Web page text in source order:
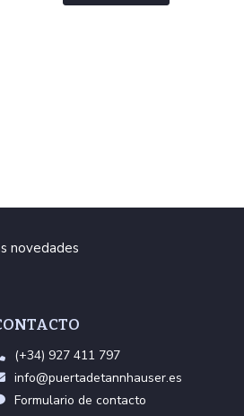
novedades
(+34) 927 411 797
info@puertadetannhauser.es
Formulario de contacto